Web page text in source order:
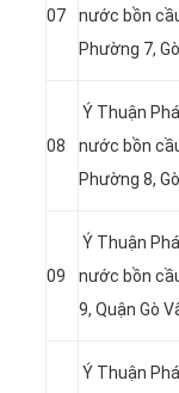
07
nước bồn
Phường 7,
08
Ý Thuận
nước bồn
Phường 8,
09
Ý Thuận
nước bồn
9, Quận Gò
Ý Thuận